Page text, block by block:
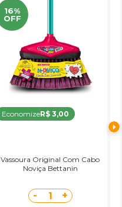
16%
OFF
EconomizeR$ 3,00
Vassoura Original Com Cabo
Noviça Bettanin
- 1 +